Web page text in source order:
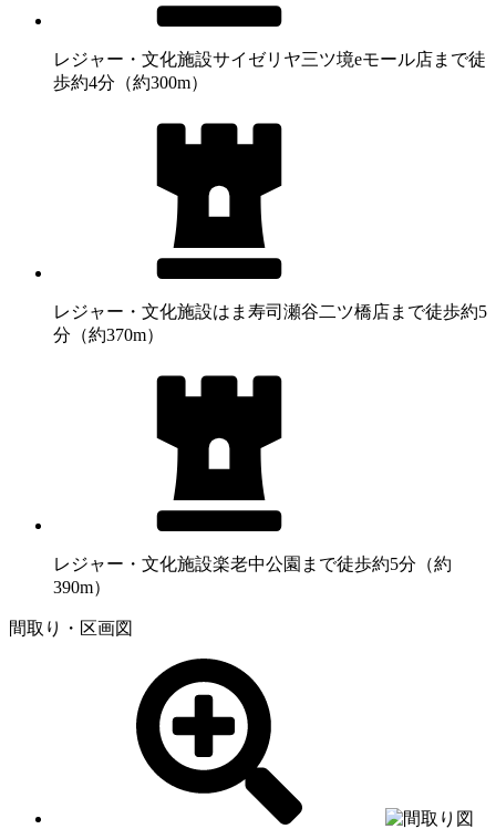
レジャー・文化施設サイゼリヤ三ツ境eモール店まで徒
歩約4分（約300m）
レジャー・文化施設はま寿司瀬谷二ツ橋店まで徒歩約5
分（約370m）
レジャー・文化施設楽老中公園まで徒歩約5分（約
390m）
間取り・区画図